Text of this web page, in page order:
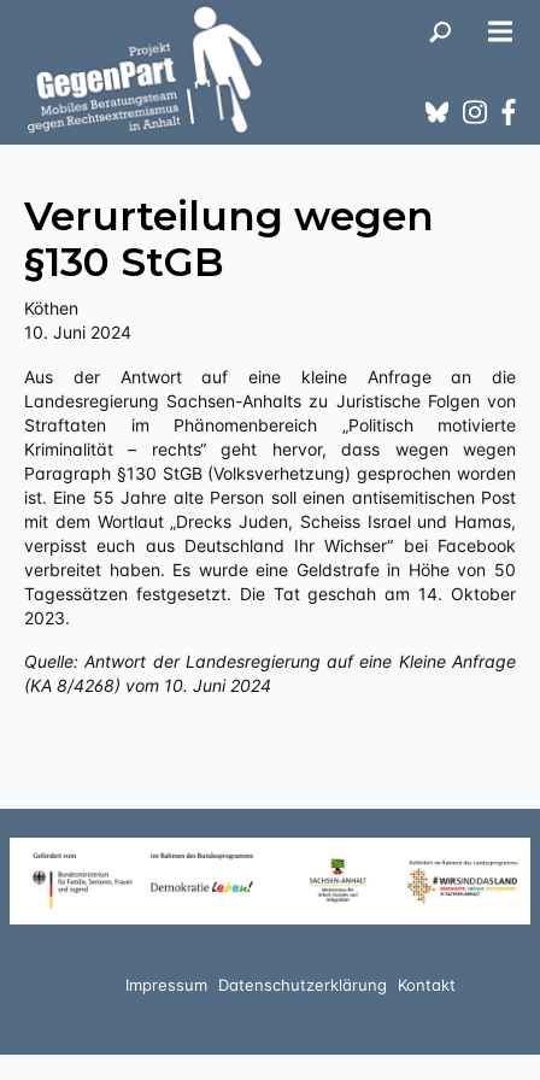
Verurteilung wegen
§130 StGB
Köthen
10. Juni 2024
Aus der Antwort auf eine kleine Anfrage an die
Landesregierung Sachsen-Anhalts zu Juristische Folgen von
Straftaten im Phänomenbereich „Politisch motivierte
Kriminalität – rechts“ geht hervor, dass wegen wegen
Paragraph §130 StGB (Volksverhetzung) gesprochen worden
ist. Eine 55 Jahre alte Person soll einen antisemitischen Post
mit dem Wortlaut „Drecks Juden, Scheiss Israel und Hamas,
verpisst euch aus Deutschland Ihr Wichser“ bei Facebook
verbreitet haben. Es wurde eine Geldstrafe in Höhe von 50
Tagessätzen festgesetzt. Die Tat geschah am 14. Oktober
2023.
Quelle: Antwort der Landesregierung auf eine Kleine Anfrage
(KA 8/4268) vom 10. Juni 2024
Impressum Datenschutzerklärung Kontakt